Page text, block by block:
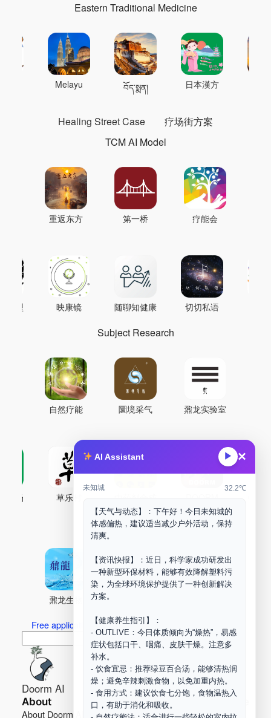
AI Assistant ▶ ×
未知城 32.2℃
【天气与动态】：下午好！今日未知城的
体感偏热，建议适当减少户外活动，保持
清爽。
【资讯快报】：近日，科学家成功研发出
一种新型环保材料，能够有效降解塑料污
染，为全球环境保护提供了一种创新解决
方案。
【健康养生指引】：
- OUTLIVE：今日体质倾向为“燥热”，易感
症状包括口干、咽痛、皮肤干燥。注意多
补水。
- 饮食宜忌：推荐绿豆百合汤，能够清热润
燥；避免辛辣刺激食物，以免加重内热。
- 食用方式：建议饮食七分饱，食物温热入
口，有助于消化和吸收。
Eastern Traditional Medicine
Melayu བོད་སྨན། 日本漢方
Healing Street Case
疗场街方案
TCM AI Model
重返东方 第一桥 疗能会
模型 映康镜 随聊知健康 切切私语
Subject Research
自然疗能 圜境采气 鼐龙实验室
药场 草乐村
Maker Space
鼐龙生物
Free application for “Healing Association Membership”
索
Search
Doorm AI
About
About Doorm AI Privacy